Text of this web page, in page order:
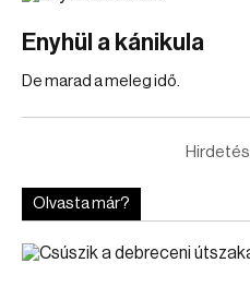
Enyhül a kánikula
De marad a meleg idő.
Hirdetés
Olvasta már?